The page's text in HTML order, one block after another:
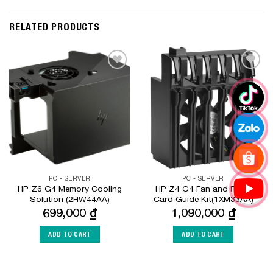
RELATED PRODUCTS
PC - SERVER
HP Z6 G4 Memory Cooling
Solution (2HW44AA)
699,000 ₫
ADD TO CART
Add to
Wishlist
PC - SERVER
HP Z4 G4 Fan and Front
Card Guide Kit(1XM33AA)
1,090,000 ₫
ADD TO CART